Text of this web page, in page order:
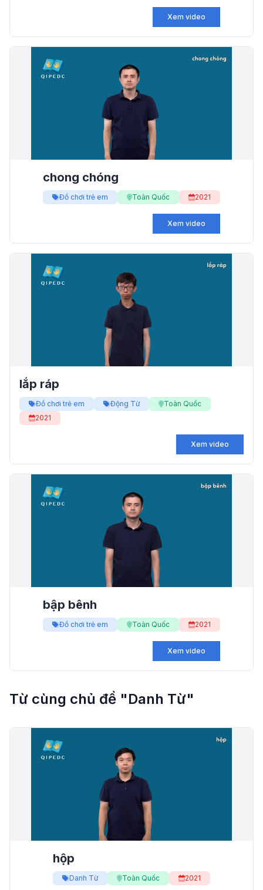
Xem video
chong chóng
Đồ chơi trẻ em Toàn Quốc 2021
Xem video
lắp ráp
Đồ chơi trẻ em Động Từ
Toàn Quốc
2021
Xem video
bập bênh
Đồ chơi trẻ em Toàn Quốc 2021
Xem video
Từ cùng chủ đề "Danh Từ"
hộp
Danh Từ Toàn Quốc 2021